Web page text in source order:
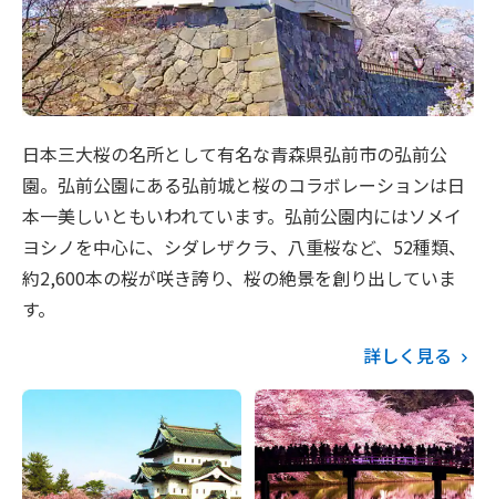
日本三大桜の名所として有名な青森県弘前市の弘前公
園。弘前公園にある弘前城と桜のコラボレーションは日
本一美しいともいわれています。弘前公園内にはソメイ
ヨシノを中心に、シダレザクラ、八重桜など、52種類、
約2,600本の桜が咲き誇り、桜の絶景を創り出していま
す。
詳しく見る